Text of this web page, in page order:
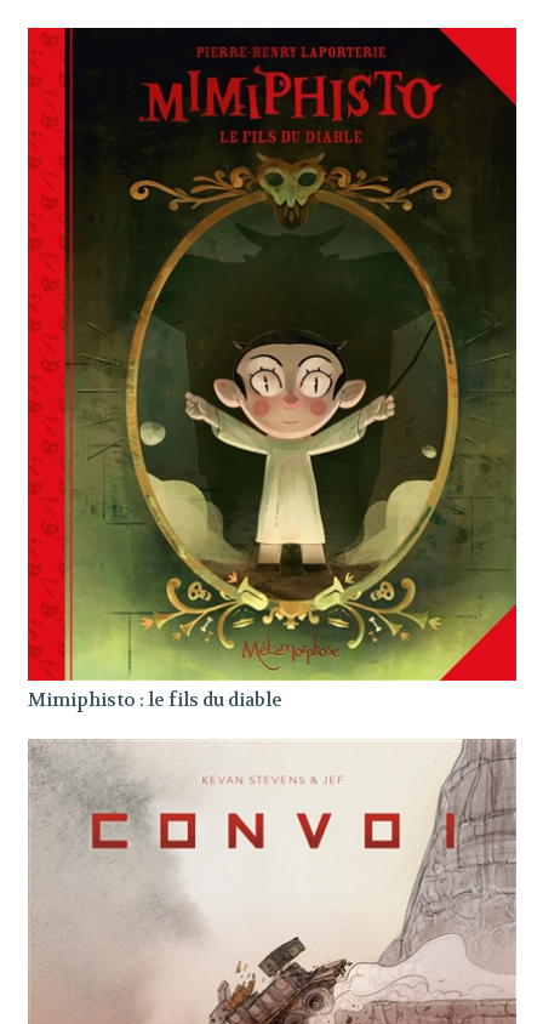
Mimiphisto : le fils du diable